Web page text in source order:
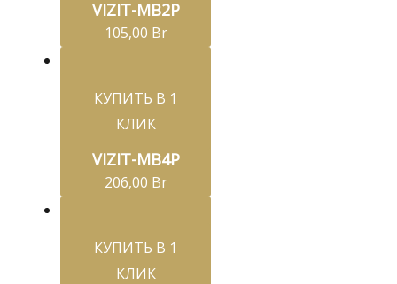
VIZIT-MB2Р
105,00 Br
КУПИТЬ В 1
КЛИК
VIZIT-MB4P
206,00 Br
КУПИТЬ В 1
КЛИК